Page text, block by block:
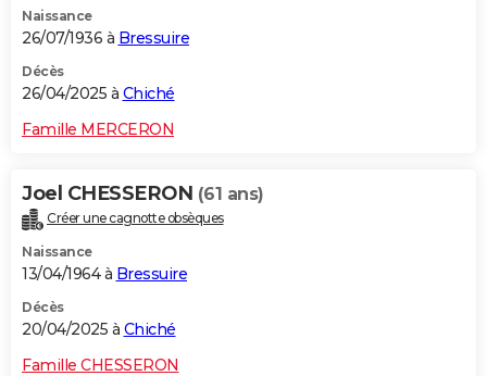
Naissance
26/07/1936 à Bressuire
Décès
26/04/2025 à Chiché
Famille MERCERON
Joel CHESSERON (61 ans)
Créer une cagnotte obsèques
Naissance
13/04/1964 à Bressuire
Décès
20/04/2025 à Chiché
Famille CHESSERON